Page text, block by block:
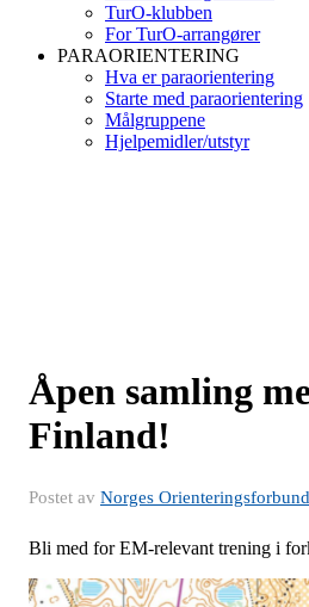
TurO-klubben
For TurO-arrangører
PARAORIENTERING
Hva er paraorientering
Starte med paraorientering
Målgruppene
Hjelpemidler/utstyr
Åpen samling
Finland!
Postet av Norges Orienteringsforbund
Bli med for EM-relevant trening i